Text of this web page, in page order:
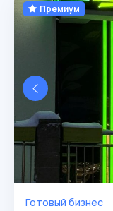
Премиум
Готовый бизнес